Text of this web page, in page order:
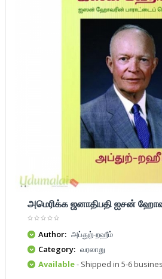
அமெரிக்க ஜனாதிபதி ஐசன்
Author: அப்துற்-றஹீம்
Category: வரலாறு
Available- Shipped in 5-6